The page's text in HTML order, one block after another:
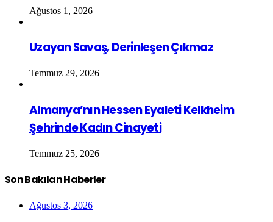
Ağustos 1, 2026
Uzayan Savaş, Derinleşen Çıkmaz
Temmuz 29, 2026
Almanya’nın Hessen Eyaleti Kelkheim
Şehrinde Kadın Cinayeti
Temmuz 25, 2026
Son Bakılan Haberler
Ağustos 3, 2026